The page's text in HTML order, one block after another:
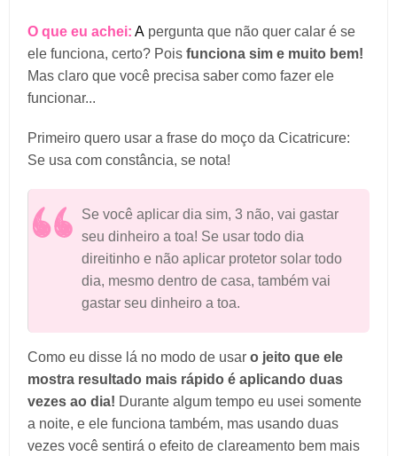
O que eu achei: A pergunta que não quer calar é se
ele funciona, certo? Pois funciona sim e muito bem!
Mas claro que você precisa saber como fazer ele
funcionar...
Primeiro quero usar a frase do moço da Cicatricure:
Se usa com constância, se nota!
Se você aplicar dia sim, 3 não, vai gastar
seu dinheiro a toa! Se usar todo dia
direitinho e não aplicar protetor solar todo
dia, mesmo dentro de casa, também vai
gastar seu dinheiro a toa.
Como eu disse lá no modo de usar o jeito que ele
mostra resultado mais rápido é aplicando duas
vezes ao dia! Durante algum tempo eu usei somente
a noite, e ele funciona também, mas usando duas
vezes você sentirá o efeito de clareamento bem mais